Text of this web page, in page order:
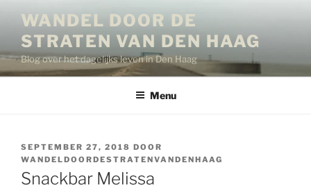
inhoud
WANDEL DOOR DE
STRATEN VAN DEN HAAG
Blog over het dagelijks leven in Den Haag
Menu
GEPLAATST
OP
SEPTEMBER 27, 2018 DOOR
WANDELDOORDESTRATENVANDENHAAG
Snackbar Melissa